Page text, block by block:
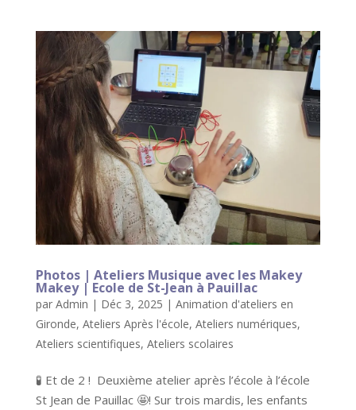
Photos | Ateliers Musique avec les Makey
Makey | Ecole de St-Jean à Pauillac
par Admin | Déc 3, 2025 | Animation d'ateliers en
Gironde, Ateliers Après l'école, Ateliers numériques,
Ateliers scientifiques, Ateliers scolaires
🧪 Et de 2 ! Deuxième atelier après l’école à l’école
St Jean de Pauillac 🤩! Sur trois mardis, les enfants